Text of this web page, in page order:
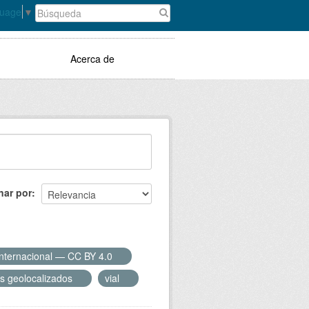
▼
Acerca de
por
— CC BY 4.0
geolocalizados
vial